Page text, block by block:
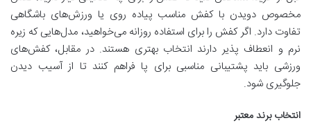
مخصوص دویدن با کفش مناسب پیاده‌ روی یا ورزش‌های باشگاهی
تفاوت دارد. اگر کفش را برای استفاده روزانه می‌خواهید، مدل‌هایی که زیره
نرم و انعطاف ‌پذیر دارند انتخاب بهتری هستند. در مقابل، کفش‌های
ورزشی باید پشتیبانی مناسبی برای پا فراهم کنند تا از آسیب‌ دیدن
جلوگیری شود.
انتخاب برند معتبر